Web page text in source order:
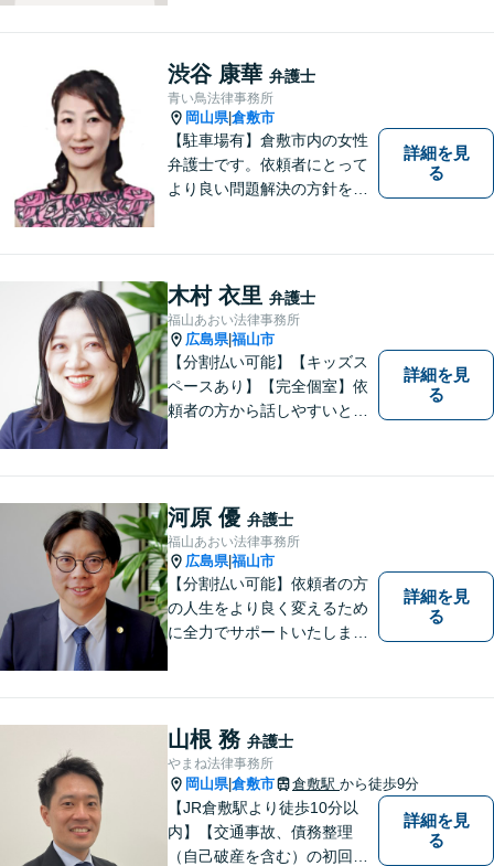
渋谷 康華 弁護士
青い鳥法律事務所
岡山県|倉敷市
【駐車場有】倉敷市内の女性
弁護士です。依頼者にとって
より良い問題解決の方針を示
ています。法律問題は早めの
ご相談が納得のいく解決への
第一歩です。お一人で悩まず
に、お気軽にご相談くださ
い。
詳細を見
る
木村 衣里 弁護士
福山あおい法律事務所
広島県|福山市
【分割払い可能】【キッズス
ペースあり】【完全個室】依
頼者の方から話しやすいと定
ても是非お気軽に弁護士にご
相談ください。
詳細を見
る
河原 優 弁護士
福山あおい法律事務所
広島県|福山市
【分割払い可能】依頼者の方
の人生をより良く変えるため
に全力でサポートいたしま
ペースあり】
詳細を見
る
山根 務 弁護士
やまね法律事務所
岡山県|倉敷市 倉敷駅 から徒歩9分
【JR倉敷駅より徒歩10分以
内】【交通事故、債務整理
（自己破産を含む）の初回相
詳細を見
る